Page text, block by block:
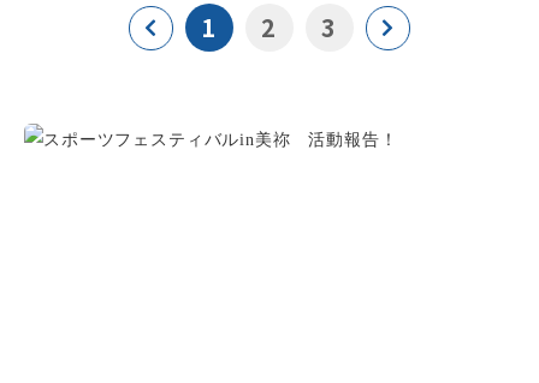
1 2 3